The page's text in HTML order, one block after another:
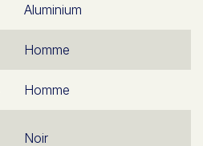
Aluminium
Homme
Homme
Noir